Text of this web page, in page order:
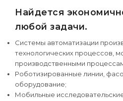
Найдется
любой задачи.
Системы автоматизации
технологических процессов,
производственными
Роботизированные линии,
оборудование;
Мобильные